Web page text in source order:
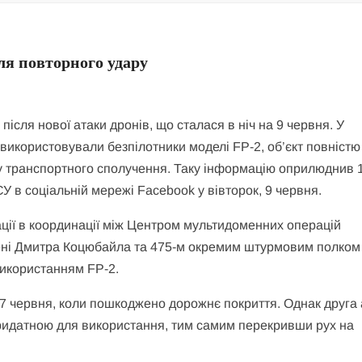
повторного удару
нової атаки дронів, що сталася в ніч на 9 червня. У
використовували безпілотники моделі FP-2, об’єкт повністю
сполучення. Таку інформацію оприлюднив
соціальній мережі Facebook у вівторок, 9 червня.
в координації між Центром мультидоменних операцій
Дмитра Коцюбайла та 475-м окремим штурмовим полком
FP-2.
червня, коли пошкоджено дорожнє покриття. Однак друга
для використання, тим самим перекривши рух на